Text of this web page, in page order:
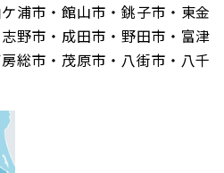
浦市・館山市・銚子市・東金
野市・成田市・野田市・富津
総市・茂原市・八街市・八千